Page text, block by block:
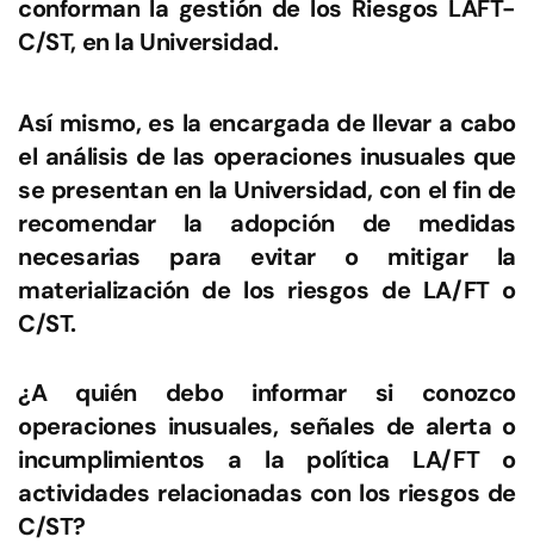
conforman la gestión de los Riesgos LAFT-
C/ST, en la Universidad.
Así mismo, es la encargada de llevar a cabo
el análisis de las operaciones inusuales que
se presentan en la Universidad, con el fin de
recomendar la adopción de medidas
necesarias para evitar o mitigar la
materialización de los riesgos de LA/FT o
C/ST.
¿A quién debo informar si conozco
operaciones inusuales, señales de alerta o
incumplimientos a la política LA/FT o
actividades relacionadas con los riesgos de
C/ST?